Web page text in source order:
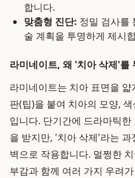
합니다.
맞춤형 진단: 정밀 검사를
술 계획을 투명하게 제시
라미네이트, 왜 '치아 삭제'를
라미네이트는 치아 표면을
판(팁)을 붙여 치아의 모양,
입니다. 단기간에 드라마틱
을 받지만, '치아 삭제'라는
벽으로 작용합니다. 멀쩡한
부감과 함께 여러 가지 우려